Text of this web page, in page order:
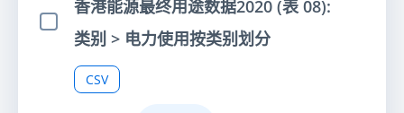
选择项目
香港能源最终用途数据2020 (表 08):
类别 > 电力使用按类别划分
CSV